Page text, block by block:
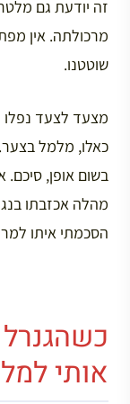
זה יודעת גם
מרכולתה. אין
שוטטנו.
מצעד לצעד נפלו
כאלו, מלמל
בשום אופן, סיכם.
הסכמתי איתו
אותי